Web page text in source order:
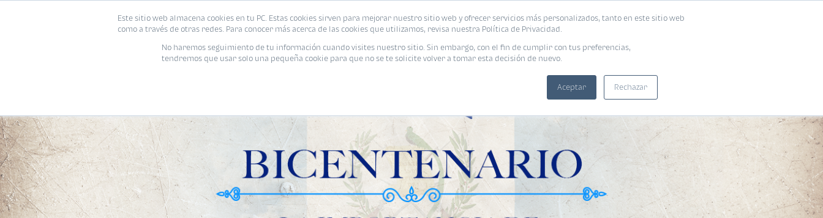
Este sitio web almacena cookies en tu PC. Estas cookies sirven para mejorar nuestro sitio web y ofrecer servicios más personalizados, tanto en este sitio web
como a través de otras redes. Para conocer más acerca de las cookies que utilizamos, revisa nuestra Política de Privacidad.
No haremos seguimiento de tu información cuando visites nuestro sitio. Sin embargo, con el fin de cumplir con tus preferencias,
tendremos que usar solo una pequeña cookie para que no se te solicite volver a tomar esta decisión de nuevo.
Aceptar Rechazar
PROMOCIONES CALCULADORAS EBOOKS